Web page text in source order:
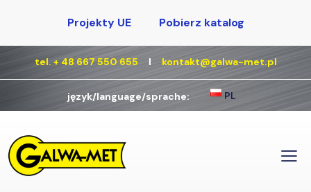
Projekty UE Pobierz katalog
tel. + 48 667 550 655 Ι kontakt@galwa-met.pl
język/language/sprache: PL